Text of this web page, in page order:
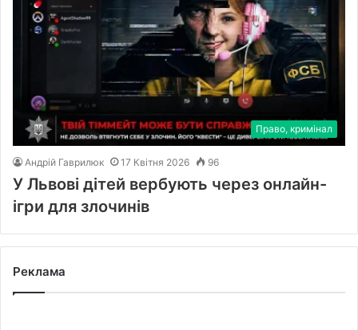
Право, кримінал
Андрій Гаврилюк 17 Квітня 2026 96
У Львові дітей вербують через онлайн-
ігри для злочинів
Реклама